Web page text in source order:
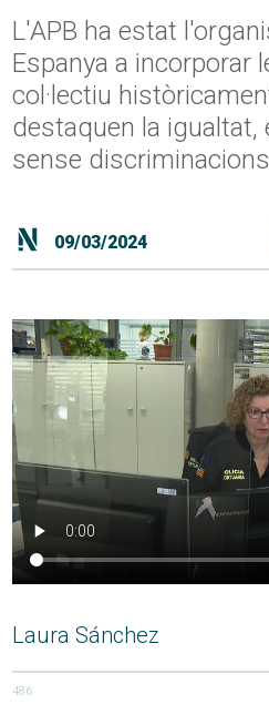
L'APB ha estat
Espanya a incorporar
col·lectiu
destaquen la igualtat,
sense discriminacions
09/03/2024
Laura Sánchez
486